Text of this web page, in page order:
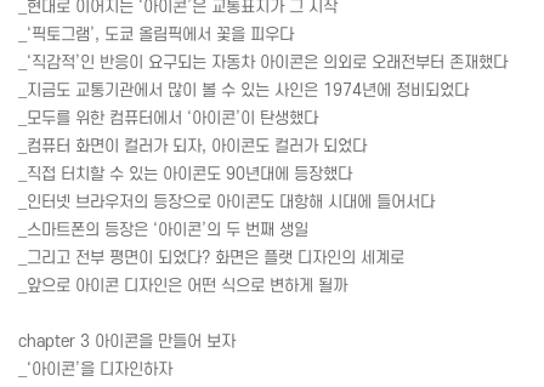
_현대로 이어지는 ‘아이콘’은 교통표지가 그 시작
_‘픽토그램’, 도쿄 올림픽에서 꽃을 피우다
_‘직감적’인 반응이 요구되는 자동차 아이콘은 의외로 오래전부터 존재했다
_지금도 교통기관에서 많이 볼 수 있는 사인은 1974년에 정비되었다
_모두를 위한 컴퓨터에서 ‘아이콘’이 탄생했다
_컴퓨터 화면이 컬러가 되자, 아이콘도 컬러가 되었다
_직접 터치할 수 있는 아이콘도 90년대에 등장했다
_인터넷 브라우저의 등장으로 아이콘도 대항해 시대에 들어서다
_스마트폰의 등장은 ‘아이콘’의 두 번째 생일
_그리고 전부 평면이 되었다? 화면은 플랫 디자인의 세계로
_앞으로 아이콘 디자인은 어떤 식으로 변하게 될까
chapter 3 아이콘을 만들어 보자
_‘아이콘’을 디자인하자